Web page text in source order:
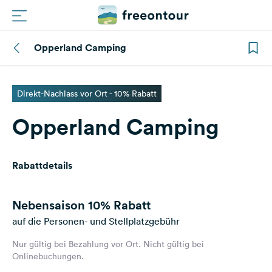
Routen
Plätze
Einloggen
Newsletter
Opperland Camping
Direkt-Nachlass vor Ort - 10% Rabatt
Opperland Camping
Rabattdetails
Nebensaison 10% Rabatt
auf die Personen- und Stellplatzgebühr
Nur gültig bei Bezahlung vor Ort. Nicht gültig bei
Onlinebuchungen.